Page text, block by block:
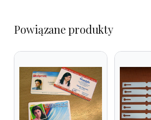
Powiązane produkty